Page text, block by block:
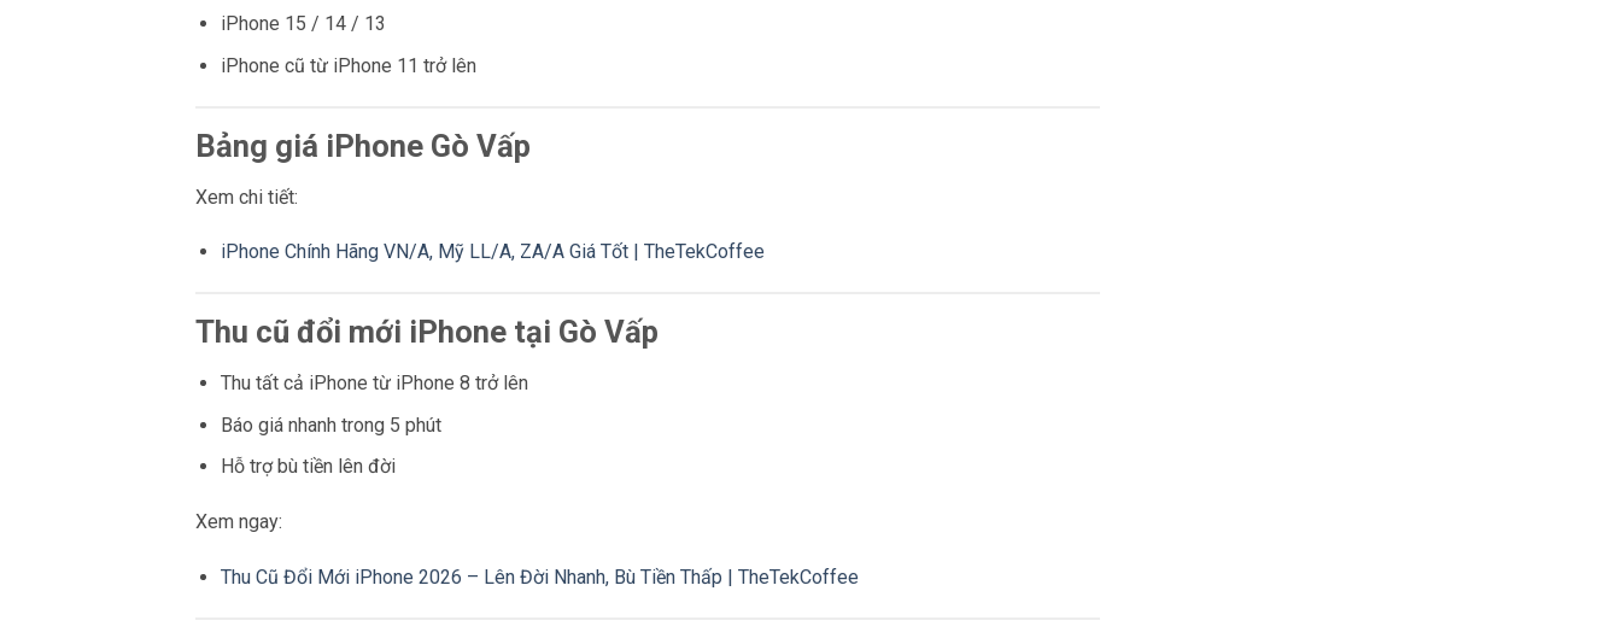
iPhone 15 / 14 / 13
iPhone cũ từ iPhone 11 trở lên
Bảng giá iPhone Gò Vấp
Xem chi tiết:
iPhone Chính Hãng VN/A, Mỹ LL/A, ZA/A Giá Tốt | TheTekCoffee
Thu cũ đổi mới iPhone tại Gò Vấp
Thu tất cả iPhone từ iPhone 8 trở lên
Báo giá nhanh trong 5 phút
Hỗ trợ bù tiền lên đời
Xem ngay:
Thu Cũ Đổi Mới iPhone 2026 – Lên Đời Nhanh, Bù Tiền Thấp | TheTekCoffee